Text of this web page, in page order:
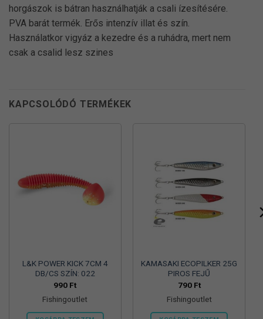
horgászok is bátran használhatják a csali ízesítésére.
PVA barát termék. Erős intenzív illat és szín.
Használatkor vigyáz a kezedre és a ruhádra, mert nem
csak a csalid lesz szines
KAPCSOLÓDÓ TERMÉKEK
L&K POWER KICK 7CM 4
DB/CS SZÍN: 022
990 Ft
Fishingoutlet
KAMASAKI ECOPILKER 25G
PIROS FEJŰ
790 Ft
Fishingoutlet